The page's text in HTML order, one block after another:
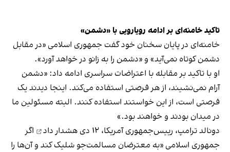
تاکید خامنه‌ای بر ادامه رویارویی با «دشمن»
خامنه‌ای در پایان سخنان خود گفت جمهوری اسلامی «در مقابل
دشمن کوتاه نمی‌آید» و «دشمن را به زانو در خواهد آورد».
او با تاکید بر مقابله با اعتراضات سراسری ادامه داد: «دشمن
آرام نمی‌نشیند، از هر فرصتی استفاده می‌کند. اینجا دیدند یک
فرصتی است، از این خواستند استفاده کنند. البته مسئولین ما
در میدان بودند و خواهند بود.»
دونالد ترامپ، رییس‌جمهوری آمریکا، ۱۲ دی
هشدار داد
اگر
جمهوری اسلامی «به معترضان مسالمت‌جو شلیک کند و آن‌ها را